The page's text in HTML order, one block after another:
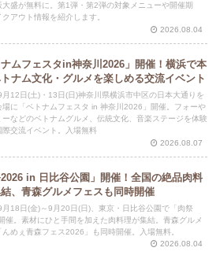
大盛が無料に。第1弾・第2弾の対象メニューや開催期
クアウト情報を紹介します。
2026.08.04
ナムフェスタin神奈川2026」開催！横浜で本
ナム文化・グルメを楽しめる交流イベント
12日(土)・13日(日)神奈川県横浜市中区の日本大通りを
場に「ベトナムフェスタ in 神奈川2026」開催。フォーや
ーなどのベトナムグルメ、伝統文化、音楽ステージを体験
際交流イベント。入場無料
2026.08.07
2026 in 日比谷公園」開催！全国の絶品肉料
、青森グルメフェスも同時開催
18日(金)～9月20日(日)、東京・日比谷公園で「肉祭
催。素材にひと手間を加えた肉料理が集結。青森グルメ
んめぇ青森フェス2026」も同時開催。入場無料。
2026.08.04